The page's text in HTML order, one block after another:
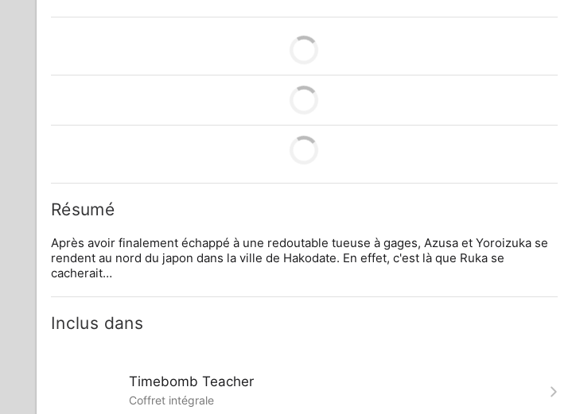
Résumé
Après avoir finalement échappé à une redoutable tueuse à gages, Azusa et Yoroizuka se
rendent au nord du japon dans la ville de Hakodate. En effet, c'est là que Ruka se
cacherait…
Inclus dans
Timebomb Teacher
Coffret intégrale